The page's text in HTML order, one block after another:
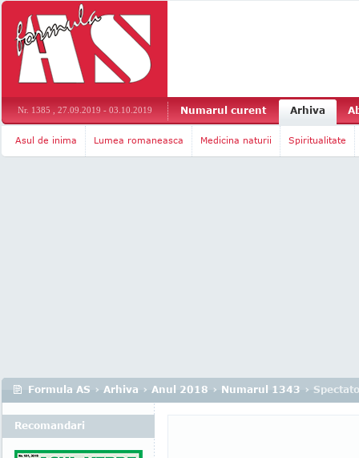
Nr. 1385 , 27.09.2019 - 03.10.2019 Numarul curent Arhiva
Asul de inima Lumea romaneasca Medicina naturii Spiritualitate
Formula AS › Arhiva › Anul 2018 › Numarul 1343 ›
Recomandari